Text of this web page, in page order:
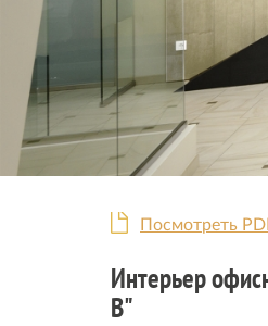
Посмотреть
Интерьер
В"